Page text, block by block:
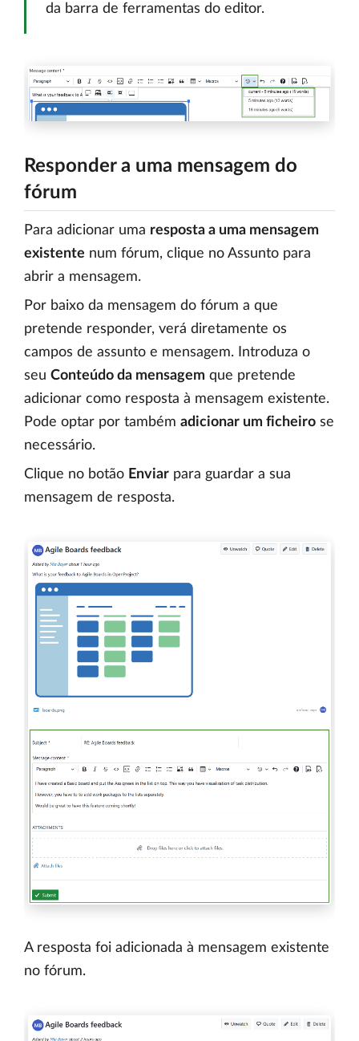
da barra de ferramentas do editor.
Responder a uma mensagem do
fórum
Para adicionar uma resposta a uma mensagem
existente num fórum, clique no Assunto para
abrir a mensagem.
Por baixo da mensagem do fórum a que
pretende responder, verá diretamente os
campos de assunto e mensagem. Introduza o
seu Conteúdo da mensagem que pretende
adicionar como resposta à mensagem existente.
Pode optar por também adicionar um ficheiro se
necessário.
Clique no botão Enviar para guardar a sua
mensagem de resposta.
A resposta foi adicionada à mensagem existente
no fórum.